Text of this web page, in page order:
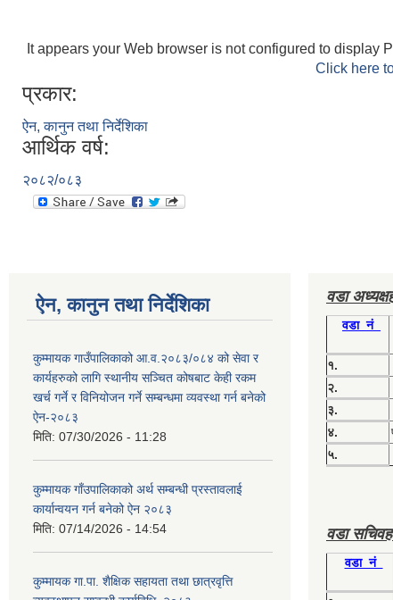
It appears your Web browser is not configured to display
Click here
प्रकार:
ऐन, कानुन तथा निर्देशिका
आर्थिक वर्ष:
२०८२/०८३
ऐन, कानुन तथा निर्देशिका
कुम्मायक गाउँपालिकाको आ.व.२०८३/०८४ को सेवा र
कार्यहरुको लागि स्थानीय सञ्चित कोषबाट केही रकम
खर्च गर्ने र विनियोजन गर्ने सम्बन्धमा व्यवस्था गर्न बनेको
ऐन-२०८३
मिति: 07/30/2026 - 11:28
कुम्मायक गाँउपालिकाको अर्थ सम्बन्धी प्रस्तावलाई
कार्यान्वयन गर्न बनेको ऐन २०८३
मिति: 07/14/2026 - 14:54
कुम्मायक गा.पा. शैक्षिक सहायता तथा छात्रवृत्ति
वडा
वडा नं
१.
२.
३.
४.
५.
वडा
वडा नं